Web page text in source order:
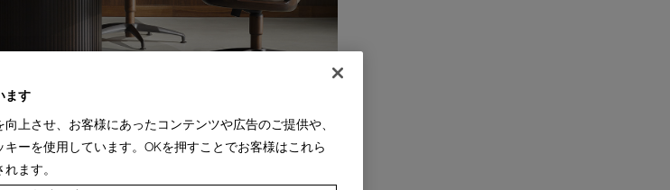
ます
上させ、お客様にあったコンテンツや広告のご提供や、
ーを使用しています。OKを押すことでお客様はこれら
ます。